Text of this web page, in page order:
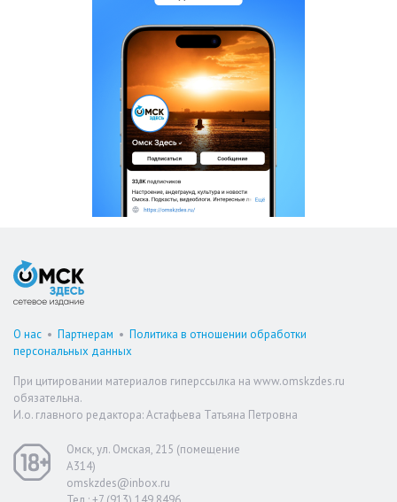
О нас • Партнерам • Политика в отношении обработки
персональных данных
При цитировании материалов гиперссылка на www.omskzdes.ru
обязательна.
И.о. главного редактора: Астафьева Татьяна Петровна
Омск, ул. Омская, 215 (помещение
А314)
omskzdes@inbox.ru